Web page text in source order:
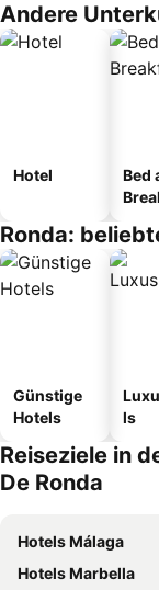
Andere
Hotel
Bed
Ronda:
Günstige
Hotels
ls
Reiseziele in
De Ronda
Hotels Málaga
Hotels Marbella